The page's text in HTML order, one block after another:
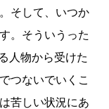
そして、いつか
。そういうった
人物から受けた
つないでいくこ
苦しい状況にあ